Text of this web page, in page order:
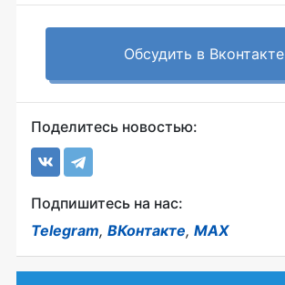
Обсудить в Вконтакте
Поделитесь новостью:
Подпишитесь на нас:
Telegram, ВКонтакте, MAX